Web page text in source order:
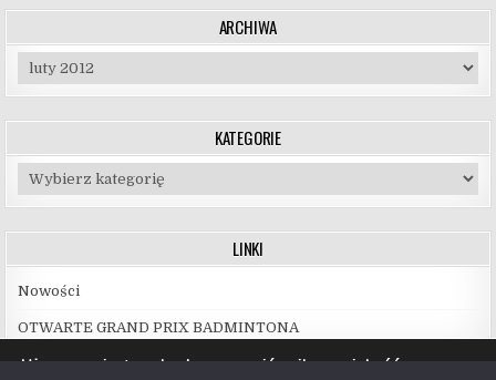
ARCHIWA
Archiwa
KATEGORIE
Kategorie
LINKI
Nowości
OTWARTE GRAND PRIX BADMINTONA
Używamy ciasteczek, aby zapewnić najlepszą jakość